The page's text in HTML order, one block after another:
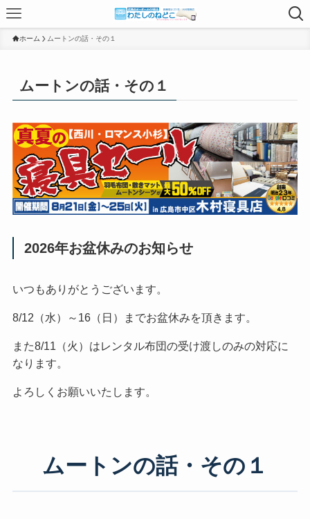
ホーム ムートンの話・その１
ムートンの話・その１
2026年お盆休みのお知らせ
いつもありがとうございます。
8/12（水）～16（日）までお盆休みを頂きます。
また8/11（火）はレンタル布団の受け渡しのみの対応に
なります。
よろしくお願いいたします。
ムートンの話・その１